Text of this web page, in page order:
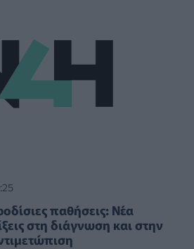
παθήσεις: Νέα
στη διάγνωση και στην